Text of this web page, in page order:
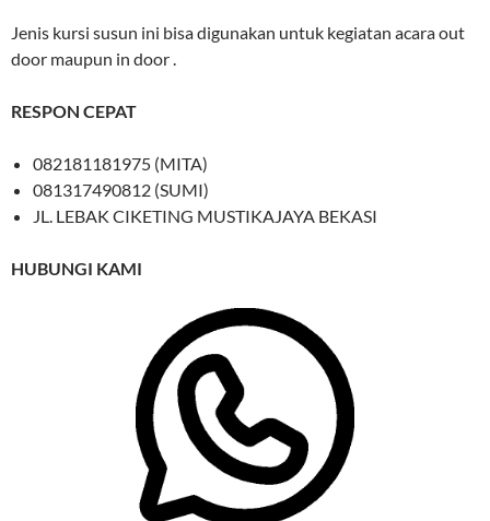
Jenis kursi susun ini bisa digunakan untuk kegiatan acara out
door maupun in door .
RESPON CEPAT
082181181975 (MITA)
081317490812 (SUMI)
JL. LEBAK CIKETING MUSTIKAJAYA BEKASI
HUBUNGI KAMI